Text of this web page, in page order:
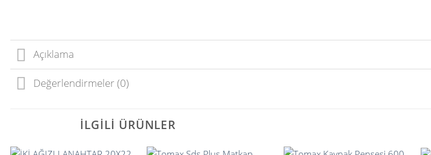
Açıklama
Değerlendirmeler (0)
İLGILI ÜRÜNLER